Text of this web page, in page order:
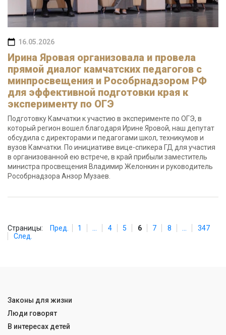
16.05.2026
Ирина Яровая организовала и провела
прямой диалог камчатских педагогов с
минпросвещения и Рособрнадзором РФ
для эффективной подготовки края к
эксперименту по ОГЭ
Подготовку Камчатки к участию в эксперименте по ОГЭ, в
который регион вошел благодаря Ирине Яровой, наш депутат
обсудила с директорами и педагогами школ, техникумов и
вузов Камчатки. По инициативе вице-спикера ГД для участия
в организованной ею встрече, в край прибыли заместитель
министра просвещения Владимир Желонкин и руководитель
Рособрнадзора Анзор Музаев.
Страницы: Пред. 1 4 5 6 7 8
347
След.
Законы для жизни
Люди говорят
В интересах детей